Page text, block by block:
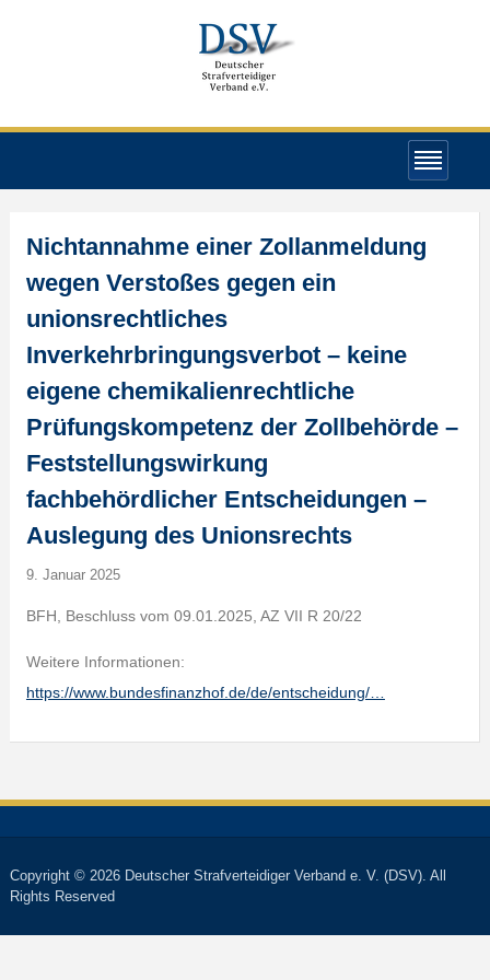
Nichtannahme einer Zollanmeldung
wegen Verstoßes gegen ein
unionsrechtliches
Inverkehrbringungsverbot – keine
eigene chemikalienrechtliche
Prüfungskompetenz der Zollbehörde –
Feststellungswirkung
fachbehördlicher Entscheidungen –
Auslegung des Unionsrechts
9. Januar 2025
BFH, Beschluss vom 09.01.2025, AZ VII R 20/22
Weitere Informationen:
https://www.bundesfinanzhof.de/de/entscheidung/…
Copyright © 2026 Deutscher Strafverteidiger Verband e. V. (DSV). All
Rights Reserved